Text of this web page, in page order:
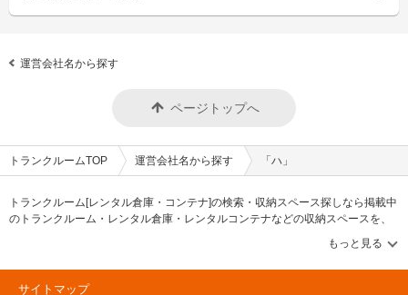
運営会社名から探す
ページトップへ
トランクルームTOP 運営会社名から探す 「ハ」
トランクルーム[レンタル倉庫・コンテナ]の検索・収納スペース探しなら掲載中
のトランクルーム・レンタル倉庫・レンタルコンテナなどの収納スペースを、
借りたい地域から探して、広さ・料金[賃料]・セキュリティ・空調完備・24時間
出し入れ可能などの希望条件で絞込み！豊富な物件数から様々な方法でご希望
の収納スペースを簡単に探せるトランクルーム情報サイトです。気になるトラ
ンクルームを見つけたら、メールか電話でお問合せが可能です（無料）。
サイトマップ